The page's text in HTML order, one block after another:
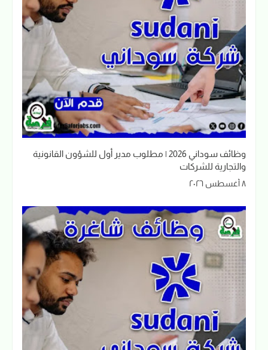
وظائف سوداني 2026 | مطلوب مدير أول للشؤون القانونية
والتجارية للشركات
٨ أغسطس ٢٠٢٦